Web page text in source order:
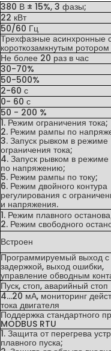
380 В ± 15%, 3 фазы;
22 кВт
50/60 Гц
Трехфазные асинхронные
короткозамкнутым ротором
Не более 20 раз в час
30-70%
50-500%
2-60 с
0- 60 с
50 - 200 %
1. Режим ограничения тока;
2. Режим рампы по
3. Запуск рывком в режиме
ограничения тока;
4. Запуск рывком в
по напряжению;
5. Режим рампы по току;
6. Режим двойного контура
регулирования с
и напряжения.
1. Режим плавного
2. Режим свободного
Встроен
Программируемый выход с
задержкой, выход ошибки,
управление обводным
Пуск, стоп, аварийный стоп
4…20 мА, мониторинг
тока двигателя
Поддержка стандартного
MODBUS RTU
1. Защита от перегрева
плавного пуска;